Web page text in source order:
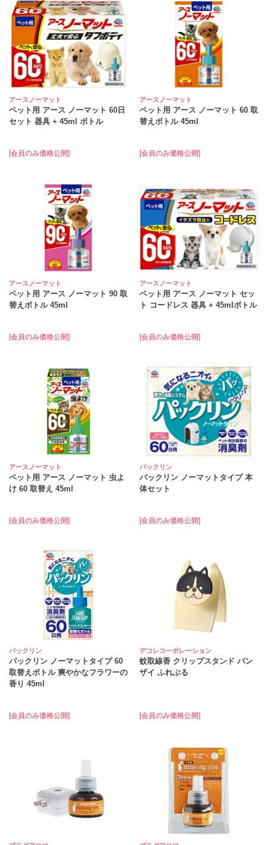
アースノーマット
ペット用 アース ノーマット 60日
セット 器具 + 45ml ボトル
[会員のみ価格公開]
アースノーマット
ペット用 アース ノーマット 60 取
替えボトル 45ml
[会員のみ価格公開]
アースノーマット
ペット用 アース ノーマット 90 取
替えボトル 45ml
[会員のみ価格公開]
アースノーマット
ペット用 アース ノーマット セッ
ト コードレス 器具 + 45mlボトル
[会員のみ価格公開]
アースノーマット
ペット用 アース ノーマット 虫よ
け 60 取替え 45ml
[会員のみ価格公開]
パックリン
パックリン ノーマットタイプ 本
体セット
[会員のみ価格公開]
パックリン
パックリン ノーマットタイプ 60
取替えボトル 爽やかなフラワーの
香り 45ml
[会員のみ価格公開]
デコレコーポレーション
蚊取線香 クリップスタンド バン
ザイ ふれぶる
[会員のみ価格公開]